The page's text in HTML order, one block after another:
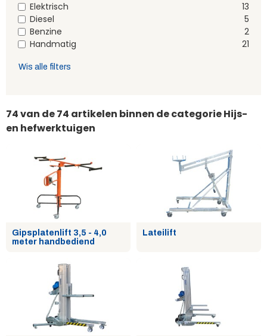
Elektrisch
13
Diesel
5
Benzine
2
Handmatig
21
Wis alle filters
74van de 74 artikelen binnen de categorie Hijs-
en hefwerktuigen
Gipsplatenlift 3,5 - 4,0
meter handbediend
Lateilift